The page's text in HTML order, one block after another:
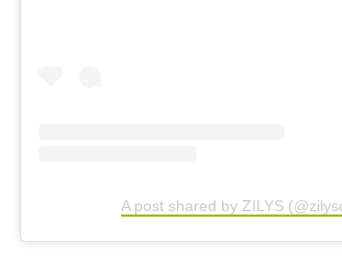
A post shared by ZILYS